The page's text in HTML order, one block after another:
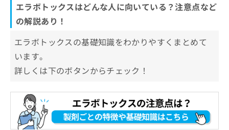
エラボトックスはどんな人に向いている？注意点など
の解説あり！
エラボトックスの基礎知識をわかりやすくまとめて
います。
詳しくは下のボタンからチェック！